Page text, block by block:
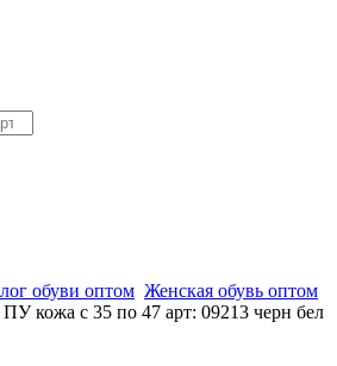
обуви оптом Женская обувь оптом
кожа c 35 по 47 арт: 09213 черн бел